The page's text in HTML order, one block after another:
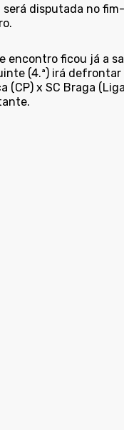
será disputada no
encontro ficou já a
(4.ª) irá defrontar
(CP) x SC Braga